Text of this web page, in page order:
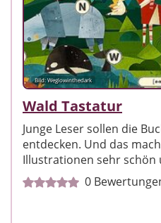
Bild: Weglowinthedark
Wald Tastatur
Junge Leser sollen die
entdecken. Und das
Illustrationen sehr schön
0